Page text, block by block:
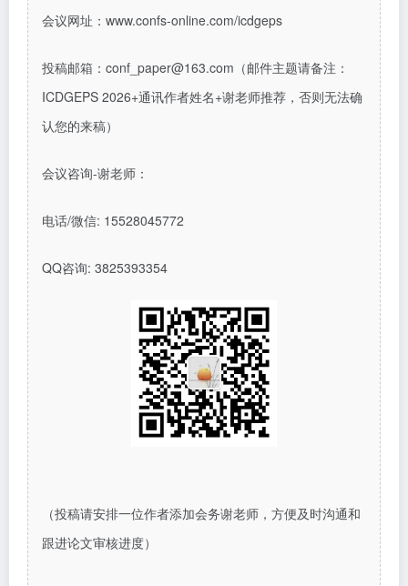
会议网址 ： www.confs-online.com/icdgeps
投稿邮箱： conf_paper@163.com （邮件主题请备注：
ICDGEPS 2026+通讯作者姓名+谢老师推荐，否则无法确
认您的来稿）
会议咨询-谢老师：
电话/微信: 15528045772
QQ咨询: 3825393354
（投稿请安排一位作者添加会务谢老师，方便及时沟通和
跟进论文审核进度）